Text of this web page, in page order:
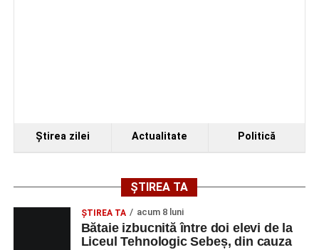
Ştirea zilei Actualitate Politică
ȘTIREA TA
ŞTIREA TA acum 8 luni
Bătaie izbucnită între doi elevi de la
Liceul Tehnologic Sebeș, din cauza